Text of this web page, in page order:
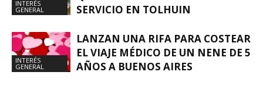
INTERÉS
GENERAL
SERVICIO EN TOLHUIN
INTERÉS
GENERAL
LANZAN UNA RIFA PARA COSTEAR
EL VIAJE MÉDICO DE UN NENE DE 5
AÑOS A BUENOS AIRES